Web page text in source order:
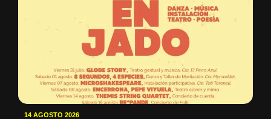
14 AGOSTO 2026